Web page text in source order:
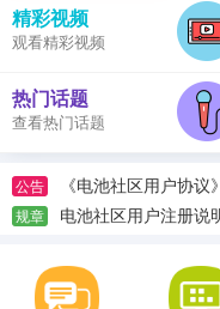
精彩视频
观看精彩视频
热门话题
查看热门话题
公告 《电池社区用户协议》
规章 电池社区用户注册说